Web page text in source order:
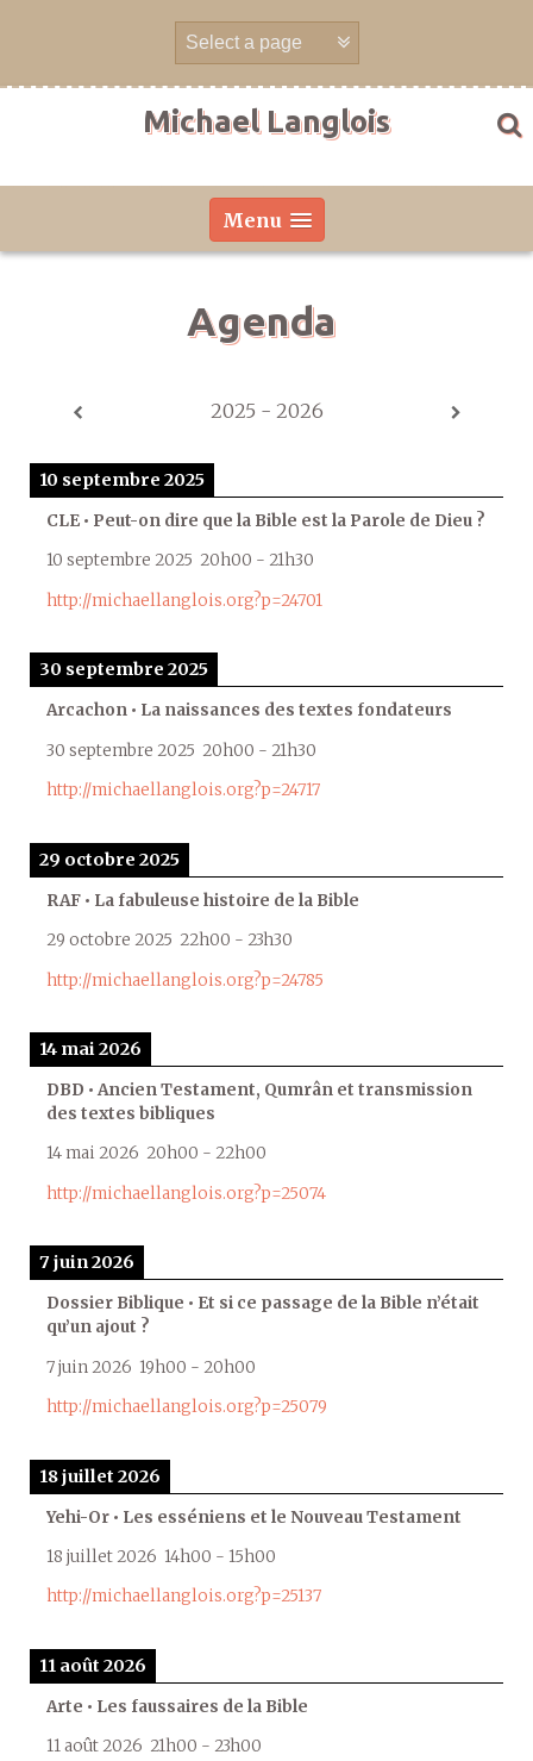
Michael Langlois
Menu
Agenda
2025 - 2026
10 septembre 2025
CLE • Peut-on dire que la Bible est la Parole de Dieu ?
10 septembre 2025 20h00 - 21h30
http://michaellanglois.org?p=24701
30 septembre 2025
Arcachon • La naissances des textes fondateurs
30 septembre 2025 20h00 - 21h30
http://michaellanglois.org?p=24717
29 octobre 2025
RAF • La fabuleuse histoire de la Bible
29 octobre 2025 22h00 - 23h30
http://michaellanglois.org?p=24785
14 mai 2026
DBD • Ancien Testament, Qumrân et transmission
des textes bibliques
14 mai 2026 20h00 - 22h00
http://michaellanglois.org?p=25074
7 juin 2026
Dossier Biblique • Et si ce passage de la Bible n’était
qu’un ajout ?
7 juin 2026 19h00 - 20h00
http://michaellanglois.org?p=25079
18 juillet 2026
Yehi-Or • Les esséniens et le Nouveau Testament
18 juillet 2026 14h00 - 15h00
http://michaellanglois.org?p=25137
11 août 2026
Arte • Les faussaires de la Bible
11 août 2026 21h00 - 23h00